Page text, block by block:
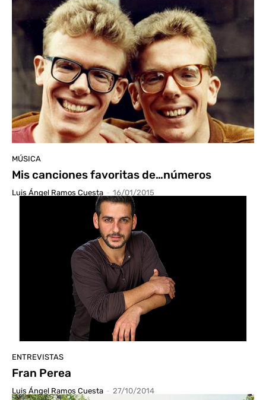
MÚSICA
Mis canciones favoritas de…números
Luis Ángel Ramos Cuesta - 16/01/2015
ENTREVISTAS
Fran Perea
Luis Ángel Ramos Cuesta - 27/10/2014